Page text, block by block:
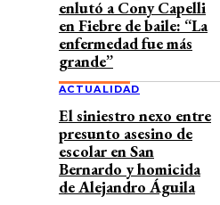
enlutó a Cony Capelli
en Fiebre de baile: “La
enfermedad fue más
grande”
ACTUALIDAD
El siniestro nexo entre
presunto asesino de
escolar en San
Bernardo y homicida
de Alejandro Águila